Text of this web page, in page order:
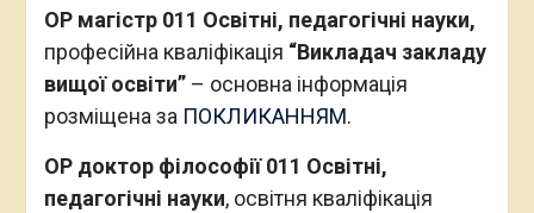
ОР магістр 011 Освітні, педагогічні науки,
професійна кваліфікація “Викладач закладу
вищої освіти” – основна інформація
розміщена за ПОКЛИКАННЯМ.
ОР доктор філософії 011 Освітні,
педагогічні науки, освітня кваліфікація